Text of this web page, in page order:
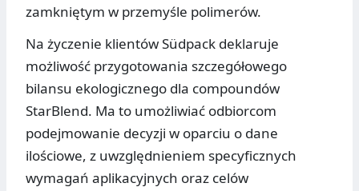
zamkniętym w przemyśle polimerów.
Na życzenie klientów Südpack deklaruje
możliwość przygotowania szczegółowego
bilansu ekologicznego dla compoundów
StarBlend. Ma to umożliwiać odbiorcom
podejmowanie decyzji w oparciu o dane
ilościowe, z uwzględnieniem specyficznych
wymagań aplikacyjnych oraz celów